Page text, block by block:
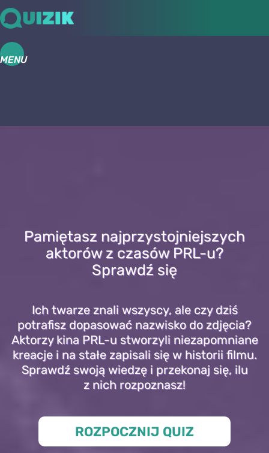
MENU
Pamiętasz najprzystojniejszych
aktorów z czasów PRL-u?
Sprawdź się
Ich twarze znali wszyscy, ale czy dziś
potrafisz dopasować nazwisko do zdjęcia?
Aktorzy kina PRL-u stworzyli niezapomniane
kreacje i na stałe zapisali się w historii filmu.
Sprawdź swoją wiedzę i przekonaj się, ilu
z nich rozpoznasz!
ROZPOCZNIJ QUIZ